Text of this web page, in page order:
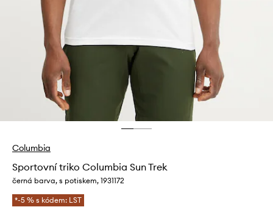
Columbia
Sportovní triko Columbia Sun Trek
černá barva, s potiskem, 1931172
*-5 % s kódem: LST